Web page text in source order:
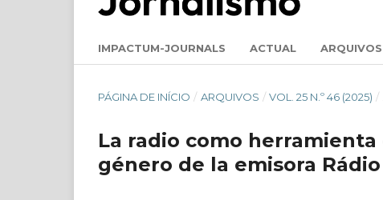
IMPACTUM-JOURNALS ACTUAL ARQUIVOS
PÁGINA DE INÍCIO / ARQUIVOS / VOL. 25 N.º 46 (2025) /
La radio como
género de la emisora